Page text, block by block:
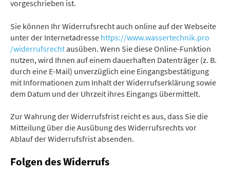
vorgeschrieben ist.
Sie können Ihr Widerrufsrecht auch online auf der Webseite
unter der Internetadresse https://www.wassertechnik.pro
/widerrufsrecht ausüben. Wenn Sie diese Online-Funktion
nutzen, wird Ihnen auf einem dauerhaften Datenträger (z. B.
durch eine E-Mail) unverzüglich eine Eingangsbestätigung
mit Informationen zum Inhalt der Widerrufserklärung sowie
dem Datum und der Uhrzeit ihres Eingangs übermittelt.
Zur Wahrung der Widerrufsfrist reicht es aus, dass Sie die
Mitteilung über die Ausübung des Widerrufsrechts vor
Ablauf der Widerrufsfrist absenden.
Folgen des Widerrufs